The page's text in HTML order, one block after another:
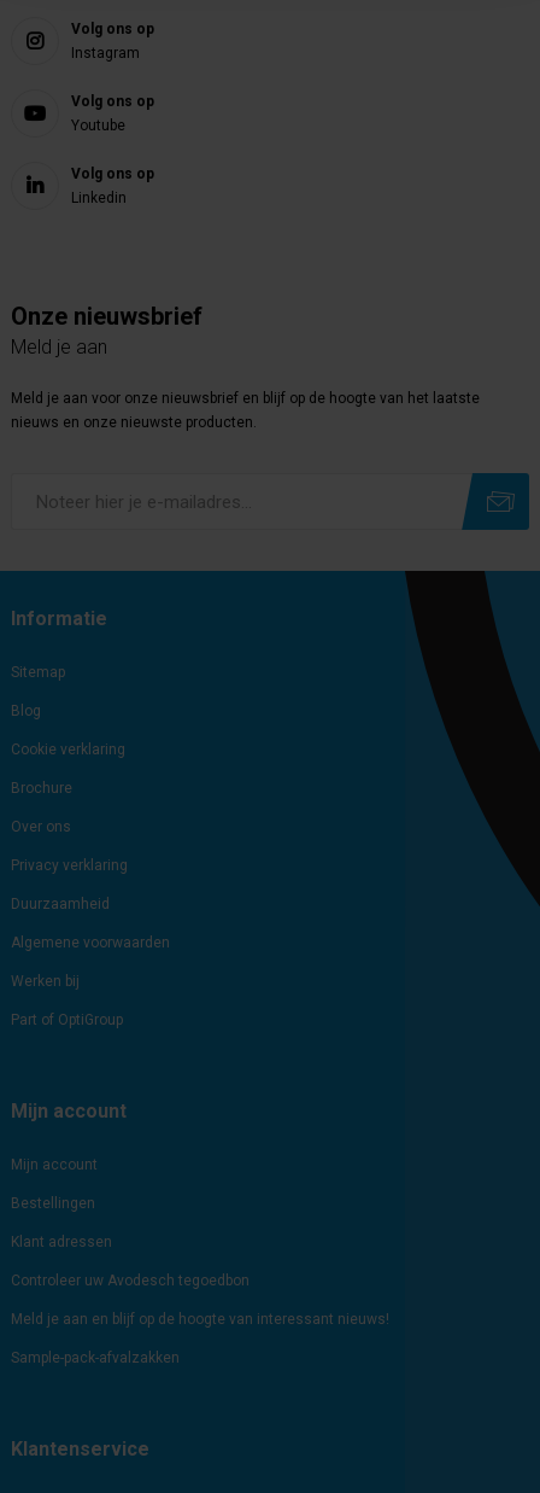
Volg ons op
Instagram
Volg ons op
Youtube
Volg ons op
Linkedin
Onze nieuwsbrief
Meld je aan
Meld je aan voor onze nieuwsbrief en blijf op de hoogte van het laatste
nieuws en onze nieuwste producten.
Informatie
Sitemap
Blog
Cookie verklaring
Brochure
Over ons
Privacy verklaring
Duurzaamheid
Algemene voorwaarden
Werken bij
Part of OptiGroup
Mijn account
Mijn account
Bestellingen
Klant adressen
Controleer uw Avodesch tegoedbon
Meld je aan en blijf op de hoogte van interessant nieuws!
Sample-pack-afvalzakken
Klantenservice